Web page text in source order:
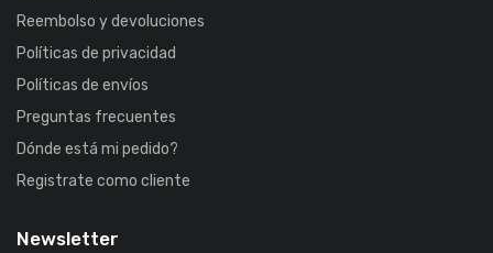
Reembolso y devoluciones
Políticas de privacidad
Políticas de envíos
Preguntas frecuentes
Dónde está mi pedido?
Registrate como cliente
Newsletter